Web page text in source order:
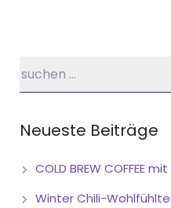
Neueste Beiträge
COLD BREW COFFEE
Winter Chili-